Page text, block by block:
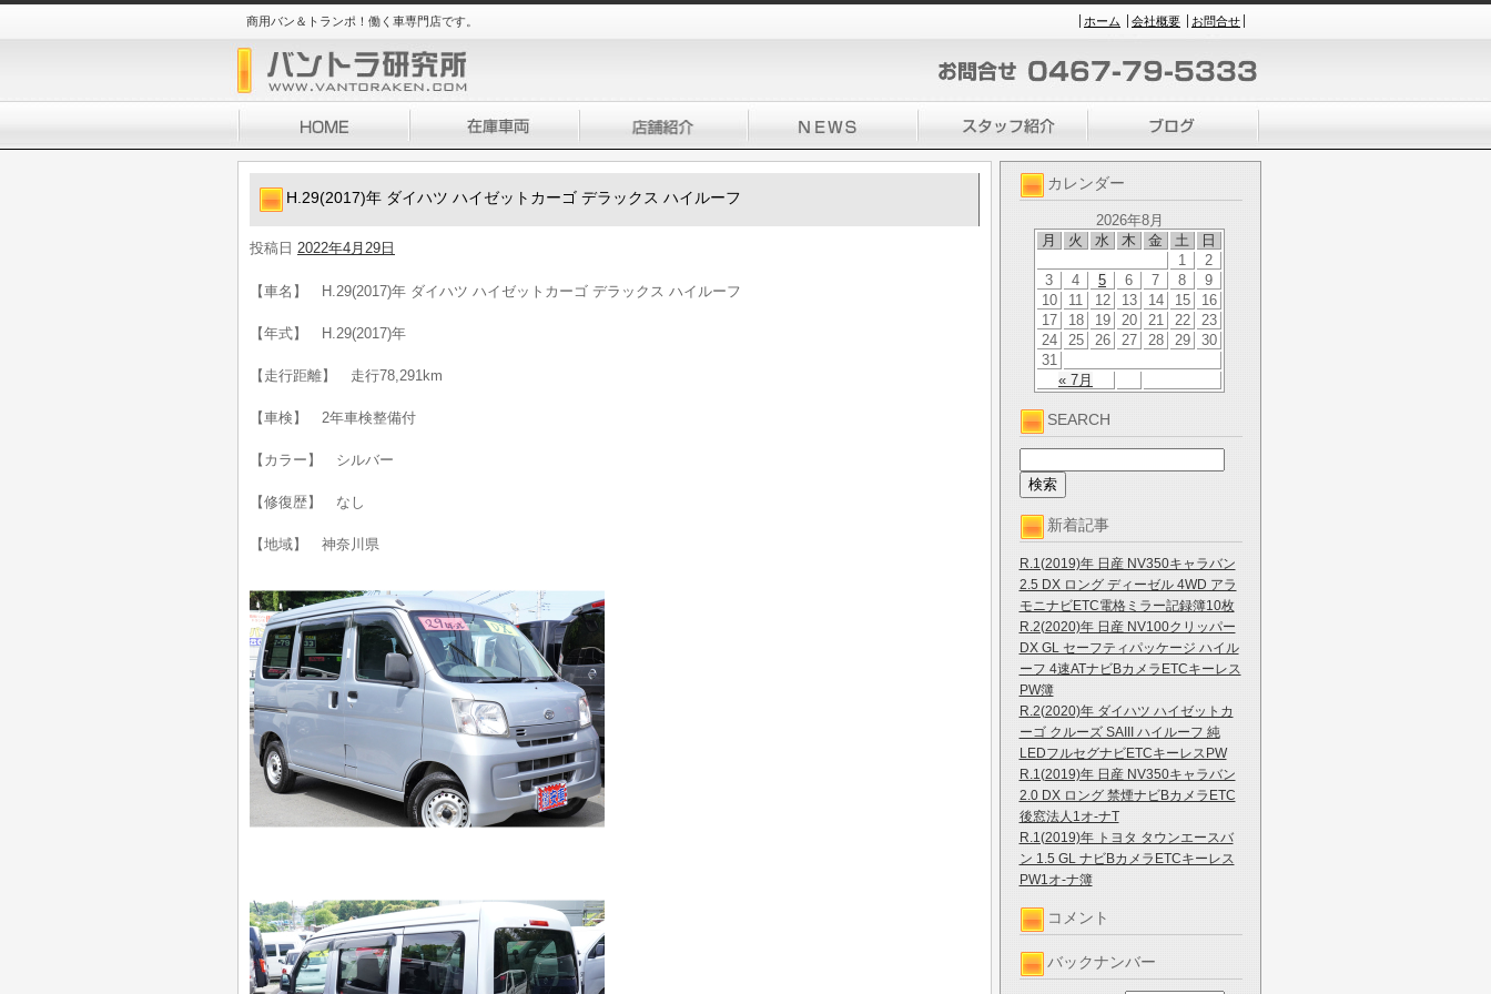
商用バン＆トランポ！働く車専門店です。 ホーム 会社概要 お問合せ
カレンダー
2026年8月
月
火 水 木 金 土 日
« 7月
1
2
3
4 5 6 7 8
9
10
11 12 13 14 15
16
17
18 19 20 21 22
23
24
25 26 27 28 29
30
31
SEARCH
新着記事
R.1(2019)年 日産 NV350キャラバン
2.5 DX ロング ディーゼル 4WD アラ
モニナビETC電格ミラー記録簿10枚
R.2(2020)年 日産 NV100クリッパー
DX GL セーフティパッケージ ハイル
ーフ 4速ATナビBカメラETCキーレス
PW簿
R.2(2020)年 ダイハツ ハイゼットカ
ーゴ クルーズ SAIII ハイルーフ 純
LEDフルセグナビETCキーレスPW
R.1(2019)年 日産 NV350キャラバン
2.0 DX ロング 禁煙ナビBカメラETC
後窓法人1オ-ナT
R.1(2019)年 トヨタ タウンエースバ
ン 1.5 GL ナビBカメラETCキーレス
PW1オ-ナ簿
コメント
バックナンバー
H.29(2017)年 ダイハツ ハイゼットカーゴ デラックス ハイルーフ
投稿日 2022年4月29日
【車名】 H.29(2017)年 ダイハツ ハイゼットカーゴ デラックス ハイルーフ
【年式】 H.29(2017)年
【走行距離】 走行78,291km
【車検】 2年車検整備付
【カラー】 シルバー
【修復歴】 なし
【地域】 神奈川県